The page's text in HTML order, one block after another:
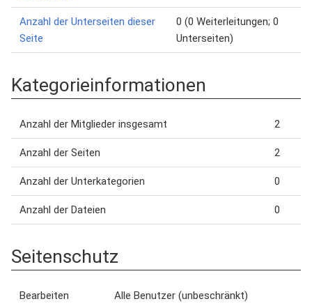
Anzahl der Unterseiten dieser
Seite
0 (0 Weiterleitungen; 0
Unterseiten)
Kategorieinformationen
Anzahl der Mitglieder insgesamt 2
Anzahl der Seiten 2
Anzahl der Unterkategorien 0
Anzahl der Dateien 0
Seitenschutz
Bearbeiten Alle Benutzer (unbeschränkt)